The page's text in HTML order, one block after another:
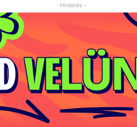
- Hirdetés -